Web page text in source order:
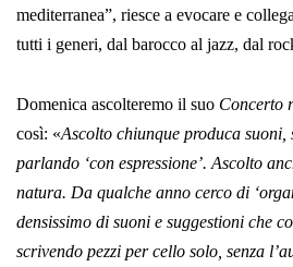
mediterranea”, riesce a evocare e
tutti i generi, dal barocco al jazz, dal
Domenica ascolteremo il suo Concerto
così: «Ascolto chiunque produca suoni,
parlando ‘con espressione’. Ascolto
natura. Da qualche anno cerco di
densissimo di suoni e suggestioni che
scrivendo pezzi per cello solo, senza